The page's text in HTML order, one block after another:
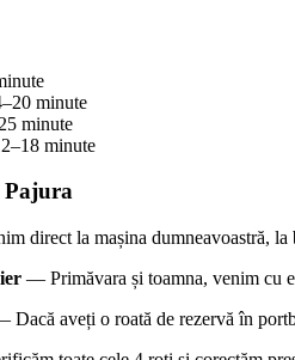
minute
minute
minute
Pajura
direct la mașina dumneavoastră, la
— Primăvara și toamna, venim cu
Dacă aveți o roată de rezervă în